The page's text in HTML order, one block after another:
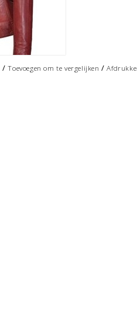
/Toevoegen om te vergelijken /